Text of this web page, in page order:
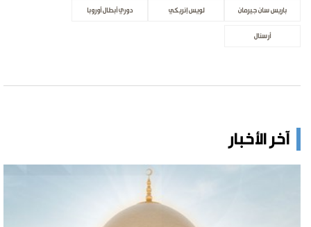
باريس سان جيرمان لويس إنريكي دوري أبطال أوروبا
أرسنال
آخر الأخبار